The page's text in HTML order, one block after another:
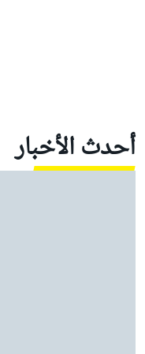
أحدث الأخبار